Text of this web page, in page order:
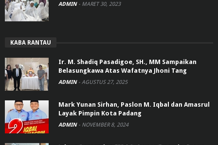
ADMIN - MARET 30, 2023
KABA RANTAU
Ir. M. Shadiq Pasadigoe, SH., MM Sampaikan
Belasungkawa Atas Wafatnya Jhoni Tang
ADMIN - AGUSTUS 27, 2025
Mark Yunan Sirhan, Paslon M. Iqbal dan Amasrul
Layak Pimpin Kota Padang
ADMIN - NOVEMBER 8, 2024